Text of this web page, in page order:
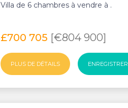
Villa de 6 chambres à vendre à .
£700 705 [€804 900]
PLUS DE DÉTAILS ENREGISTRER